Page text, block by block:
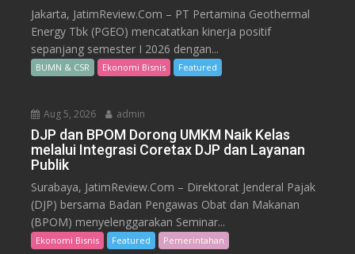
Jakarta, JatimReview.Com – PT Pertamina Geothermal
Energy Tbk (PGEO) mencatatkan kinerja positif
sepanjang semester I 2026 dengan...
BUMN & CSR Ekonomi Bisnis Featured
Aug 5, 2026 admin
DJP dan BPOM Dorong UMKM Naik Kelas
melalui Integrasi Coretax DJP dan Layanan
Publik
Surabaya, JatimReview.Com – Direktorat Jenderal Pajak
(DJP) bersama Badan Pengawas Obat dan Makanan
(BPOM) menyelenggarakan Seminar...
Ekonomi Bisnis Featured Pemerintahan